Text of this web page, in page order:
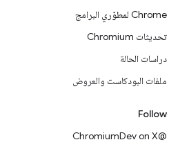
Chrome لمطوّري البرامج
تحديثات Chromium
دراسات الحالة
ملفات البودكاست والعروض
Follow
@ChromiumDev on X